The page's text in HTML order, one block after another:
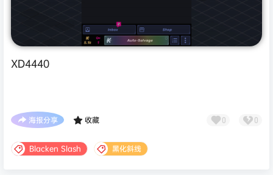
XD4440
海报分享 收藏 0 0
Blacken Slash 黑化斜线